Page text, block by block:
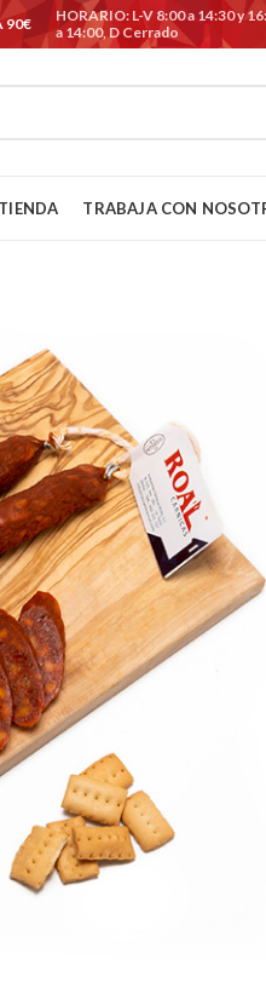
90€
HORARIO: L-V 8:00 a 14:30 y
a 14:00, D Cerrado
TIENDA TRABAJA CON